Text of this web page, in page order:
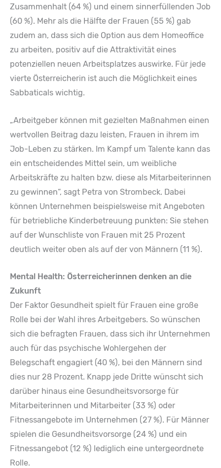
Zusammenhalt (64 %) und einem sinnerfüllenden Job
(60 %). Mehr als die Hälfte der Frauen (55 %) gab
zudem an, dass sich die Option aus dem Homeoffice
zu arbeiten, positiv auf die Attraktivität eines
potenziellen neuen Arbeitsplatzes auswirke. Für jede
vierte Österreicherin ist auch die Möglichkeit eines
Sabbaticals wichtig.
„Arbeitgeber können mit gezielten Maßnahmen einen
wertvollen Beitrag dazu leisten, Frauen in ihrem im
Job-Leben zu stärken. Im Kampf um Talente kann das
ein entscheidendes Mittel sein, um weibliche
Arbeitskräfte zu halten bzw. diese als Mitarbeiterinnen
zu gewinnen“, sagt Petra von Strombeck. Dabei
können Unternehmen beispielsweise mit Angeboten
für betriebliche Kinderbetreuung punkten: Sie stehen
auf der Wunschliste von Frauen mit 25 Prozent
deutlich weiter oben als auf der von Männern (11 %).
Mental Health: Österreicherinnen denken an die
Zukunft
Der Faktor Gesundheit spielt für Frauen eine große
Rolle bei der Wahl ihres Arbeitgebers. So wünschen
sich die befragten Frauen, dass sich ihr Unternehmen
auch für das psychische Wohlergehen der
Belegschaft engagiert (40 %), bei den Männern sind
dies nur 28 Prozent. Knapp jede Dritte wünscht sich
darüber hinaus eine Gesundheitsvorsorge für
Mitarbeiterinnen und Mitarbeiter (33 %) oder
Fitnessangebote im Unternehmen (27 %). Für Männer
spielen die Gesundheitsvorsorge (24 %) und ein
Fitnessangebot (12 %) lediglich eine untergeordnete
Rolle.